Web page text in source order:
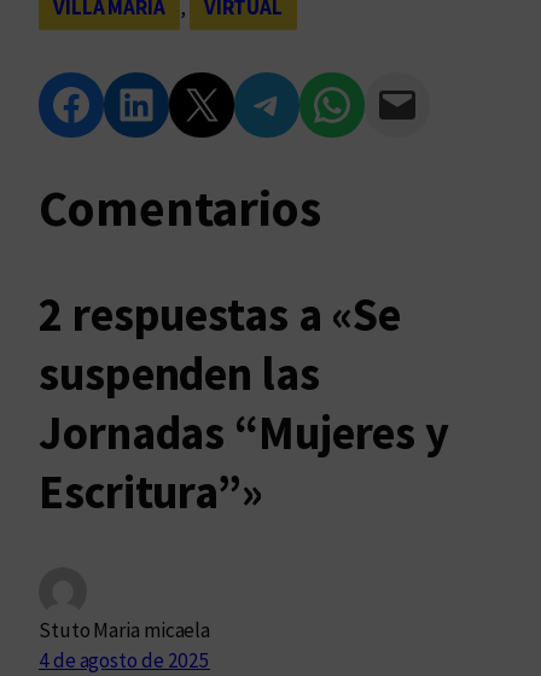
VILLA MARÍA , VIRTUAL
Compartir en Facebook Compartir en LinkedIn Compartir en Twitter Compartir en Telegram Compartir en WhatsApp Compartir vía Email
Comentarios
2 respuestas a «Se
suspenden las
Jornadas “Mujeres y
Escritura”»
Stuto Maria micaela
4 de agosto de 2025